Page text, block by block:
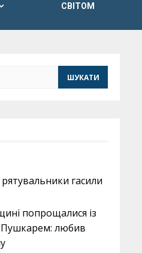
СВІТОМ
рятувальники гасили
попрощалися із
любив